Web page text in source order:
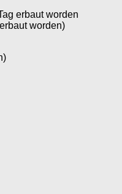
erbaut worden
worden)